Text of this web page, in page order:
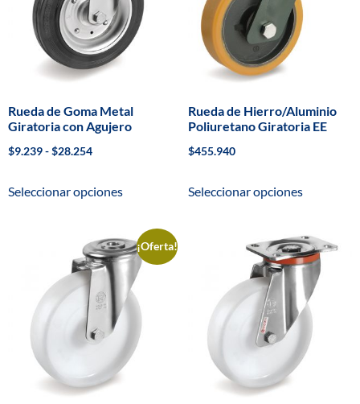
Rueda de Goma Metal
Giratoria con Agujero
$9.239-$28.254
Seleccionar opciones
Rueda de Hierro/Aluminio
Poliuretano Giratoria EE
$455.940
Seleccionar opciones
¡Oferta!